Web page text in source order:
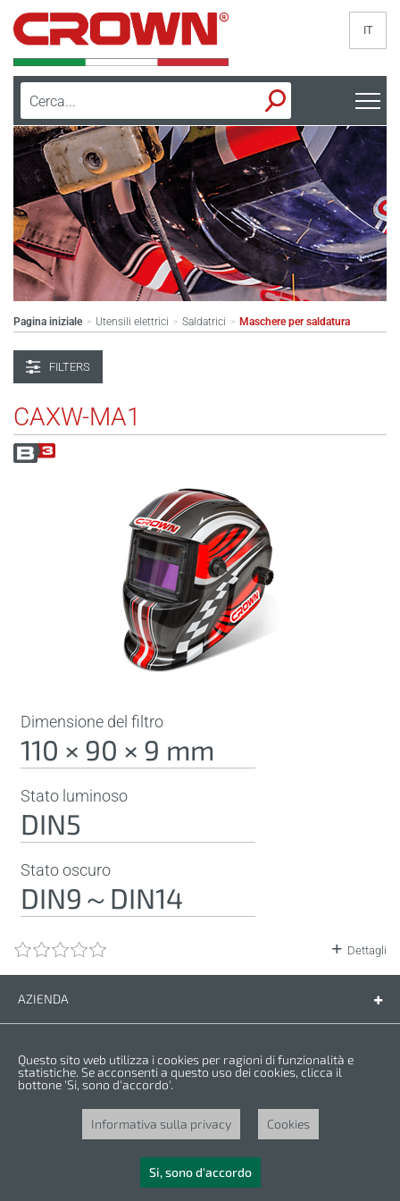
IT
Pagina iniziale > Utensili elettrici > Saldatrici > Maschere per saldatura
FILTERS
CAXW-MA1
Dimensione del filtro
110 × 90 × 9 mm
Stato luminoso
DIN5
Stato oscuro
DIN9～DIN14
Dettagli
AZIENDA
Ricambi
Manuali di istruzioni
Condizioni di garanzia
Copyright © 2025 CROWN. Tutti i diritti riservati. CROWN è un marchio
registrato. | CROWN è un marchio del gruppo Merit Link.
Questo sito web utilizza i cookies per ragioni di funzionalità e
statistiche. Se acconsenti a questo uso dei cookies, clicca il
bottone 'Si, sono d'accordo'.
Informativa sulla privacy Cookies
Si, sono d'accordo